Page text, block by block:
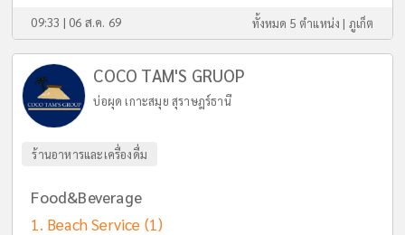
09:33 | 06 ส.ค. 69 ทั้งหมด 5 ตำแหน่ง | ภูเก็ต
COCO TAM'S GRUOP
บ่อผุด เกาะสมุย สุราษฎร์ธานี
ร้านอาหารและเครื่องดื่ม
Food&Beverage
Beach Service (1)